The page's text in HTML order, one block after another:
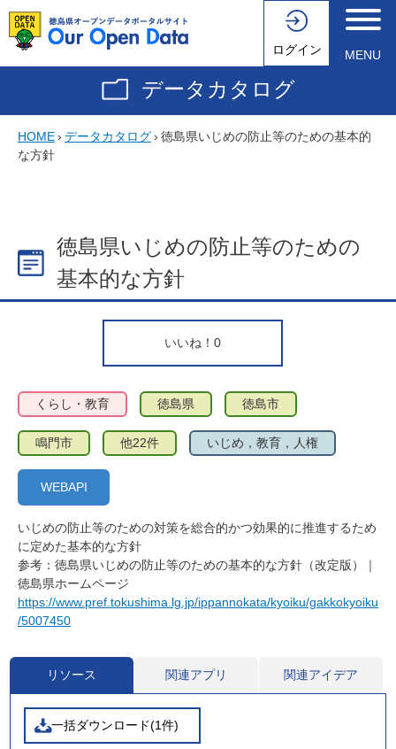
ログイン MENU
データカタログ
HOME› データカタログ› 徳島県いじめの防止等のための基本的
な方針
徳島県いじめの防止等のための
基本的な方針
いいね！ 0
くらし・教育 徳島県 徳島市
鳴門市 他22件 いじめ，教育，人権
WEBAPI
いじめの防止等のための対策を総合的かつ効果的に推進するため
に定めた基本的な方針
参考：徳島県いじめの防止等のための基本的な方針（改定版）｜
徳島県ホームページ
https://www.pref.tokushima.lg.jp/ippannokata/kyoiku/gakkokyoiku
/5007450
リソース 関連アプリ 関連アイデア
一括ダウンロード(1件)